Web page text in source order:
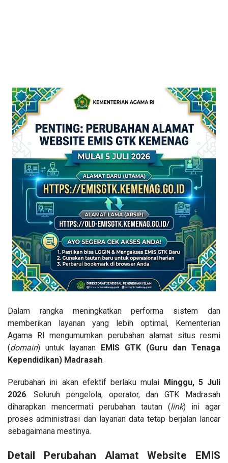
Dalam rangka meningkatkan performa sistem dan
memberikan layanan yang lebih optimal, Kementerian
Agama RI mengumumkan perubahan alamat situs resmi
(domain) untuk layanan EMIS GTK (Guru dan Tenaga
Kependidikan) Madrasah.
​Perubahan ini akan efektif berlaku mulai Minggu, 5 Juli
2026. Seluruh pengelola, operator, dan GTK Madrasah
diharapkan mencermati perubahan tautan (link) ini agar
proses administrasi dan layanan data tetap berjalan lancar
sebagaimana mestinya.
​Detail Perubahan Alamat Website EMIS